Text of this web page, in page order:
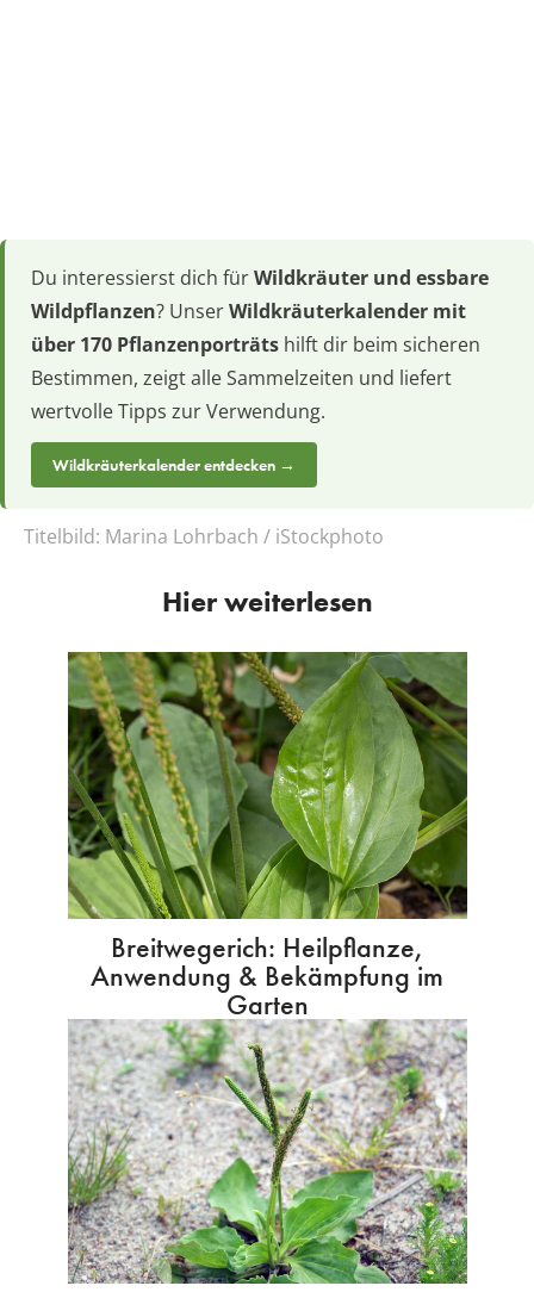
Du interessierst dich fürWildkräuter und essbare
Wildpflanzen? UnserWildkräuterkalender mit
über 170 Pflanzenporträts hilft dir beim sicheren
Bestimmen, zeigt alle Sammelzeiten und liefert
wertvolle Tipps zur Verwendung.
Wildkräuterkalender entdecken →
Titelbild: Marina Lohrbach / iStockphoto
Hier weiterlesen
Breitwegerich: Heilpflanze,
Anwendung & Bekämpfung im
Garten